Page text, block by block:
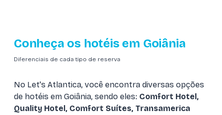
Conheça os hotéis em Goiânia
Diferenciais de cada tipo de reserva
No Let's Atlantica, você encontra diversas opções
de hotéis em Goiânia, sendo eles: Comfort Hotel,
Quality Hotel, Comfort Suítes, Transamerica